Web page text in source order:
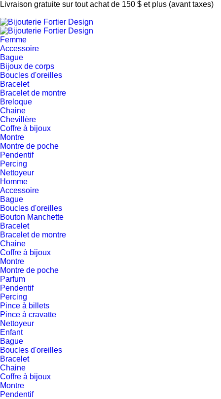
Livraison gratuite sur tout achat de 150 $ et plus (avant taxes)
Femme
Accessoire
Bague
Bijoux de corps
Boucles d'oreilles
Bracelet
Bracelet de montre
Breloque
Chaine
Chevillère
Coffre à bijoux
Montre
Montre de poche
Pendentif
Percing
Nettoyeur
Homme
Accessoire
Bague
Boucles d'oreilles
Bouton Manchette
Bracelet
Bracelet de montre
Chaine
Coffre à bijoux
Montre
Montre de poche
Parfum
Pendentif
Percing
Pince à billets
Pince à cravatte
Nettoyeur
Enfant
Bague
Boucles d'oreilles
Bracelet
Chaine
Coffre à bijoux
Montre
Pendentif